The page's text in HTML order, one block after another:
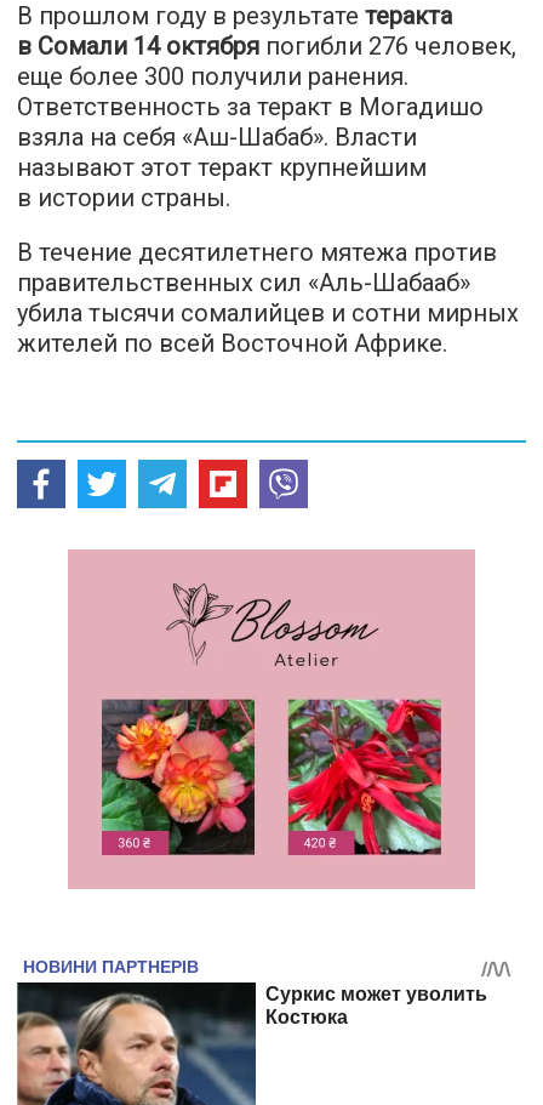
В прошлом году в результате теракта
в Сомали 14 октября погибли 276 человек,
еще более 300 получили ранения.
Ответственность за теракт в Могадишо
взяла на себя «Аш-Шабаб». Власти
называют этот теракт крупнейшим
в истории страны.
В течение десятилетнего мятежа против
правительственных сил «Аль-Шабааб»
убила тысячи сомалийцев и сотни мирных
жителей по всей Восточной Африке.